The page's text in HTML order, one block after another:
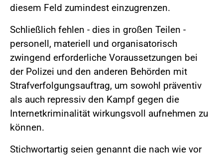
diesem Feld zumindest einzugrenzen.
Schließlich fehlen - dies in großen Teilen -
personell, materiell und organisatorisch
zwingend erforderliche Voraussetzungen bei
der Polizei und den anderen Behörden mit
Strafverfolgungsauftrag, um sowohl präventiv
als auch repressiv den Kampf gegen die
Internetkriminalität wirkungsvoll aufnehmen zu
können.
Stichwortartig seien genannt die nach wie vor